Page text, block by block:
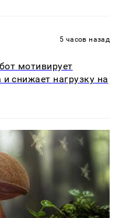
5 часов назад
мотивирует
снижает нагрузку на